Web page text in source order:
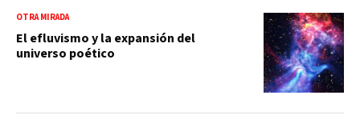
OTRA MIRADA
El efluvismo y la expansión del
universo poético